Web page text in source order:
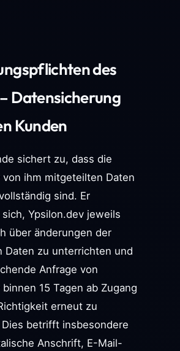
des
Datensicherung
Kunden
sichert zu, dass die
von ihm mitgeteilten Daten
sind. Er
Ypsilon.dev jeweils
über änderungen der
Daten zu unterrichten und
Anfrage von
15 Tagen ab Zugang
erneut zu
betrifft insbesondere
Anschrift, E-Mail-